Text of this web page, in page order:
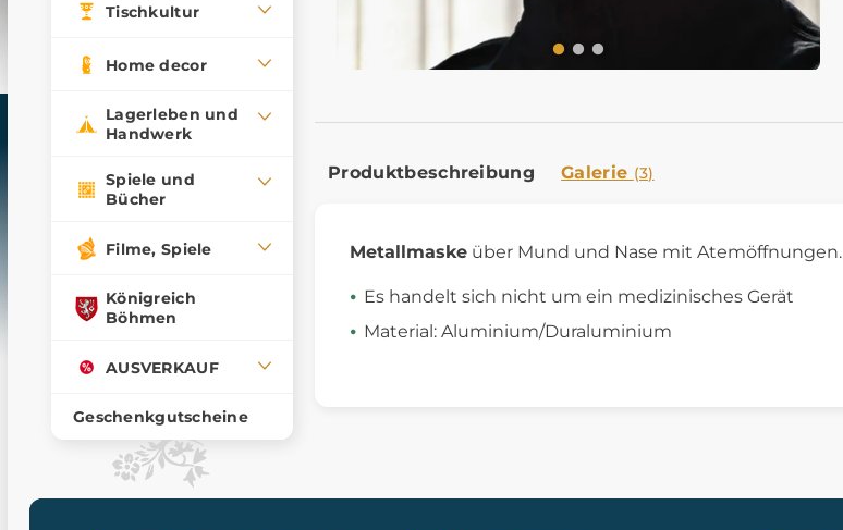
Tischkultur
Home decor
Lagerleben und
Handwerk
Spiele und
Bücher
Filme, Spiele
Königreich
Böhmen
AUSVERKAUF
Geschenkgutscheine
Produktbeschreibung Galerie (3)
Metallmaske über Mund und Nase mit Atemöffnungen.
Es handelt sich nicht um ein medizinisches Gerät
Material: Aluminium/Duraluminium